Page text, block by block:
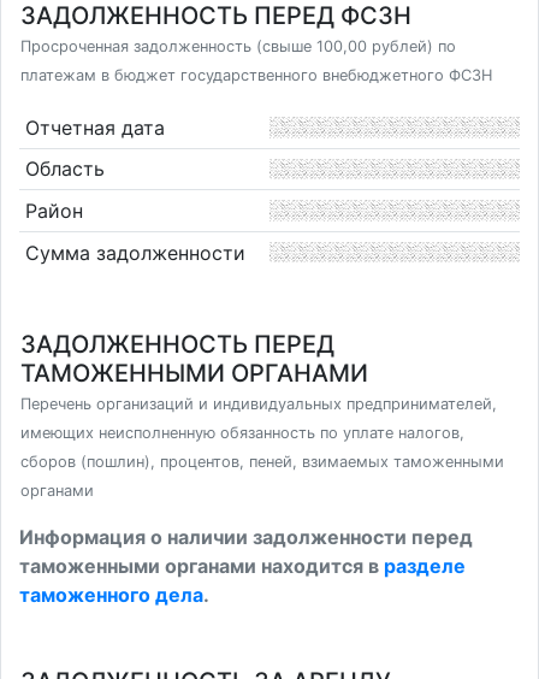
ЗАДОЛЖЕННОСТЬ ПЕРЕД ФСЗН
Просроченная задолженность (свыше 100,00 рублей) по
платежам в бюджет государственного внебюджетного ФСЗН
Отчетная дата
Область
Район
Сумма задолженности
ЗАДОЛЖЕННОСТЬ ПЕРЕД
ТАМОЖЕННЫМИ ОРГАНАМИ
Перечень организаций и индивидуальных предпринимателей,
имеющих неисполненную обязанность по уплате налогов,
сборов (пошлин), процентов, пеней, взимаемых таможенными
органами
Информация о наличии задолженности перед
таможенными органами находится в разделе
таможенного дела.